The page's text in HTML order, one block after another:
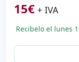
15€ + IVA
Recibelo el lunes